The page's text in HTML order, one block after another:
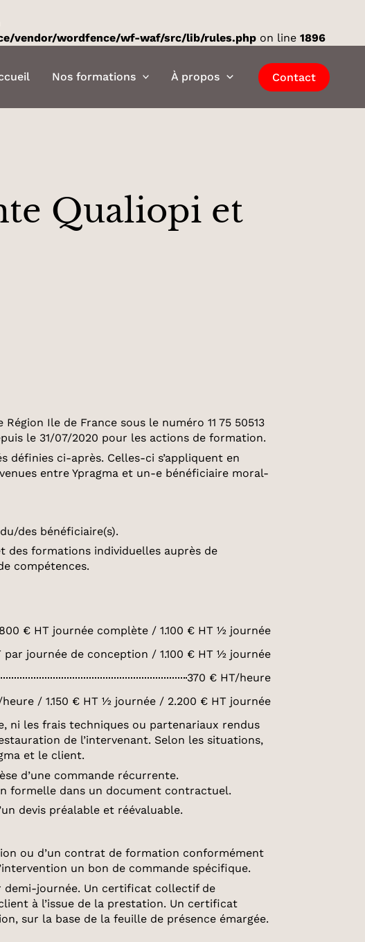
vendor/wordfence/wf-waf/src/lib/rules.php on line 1896
Nos formations À propos Contact
Qualiopi et
Ile de France sous le numéro 11 75 50513
le 31/07/2020 pour les actions de formation.
définies ci-après. Celles-ci s’appliquent en
entre Ypragma et un-e bénéficiaire moral-
des bénéficiaire(s).
formations individuelles auprès de
compétences.
€ HT journée complète / 1.100 € HT ½ journée
par journée de conception / 1.100 € HT ½ journée
370 € HT/heure
/ 1.150 € HT ½ journée / 2.200 € HT journée
ni les frais techniques ou partenariaux rendus
de l’intervenant. Selon les situations,
et le client.
d’une commande récurrente.
formelle dans un document contractuel.
devis préalable et réévaluable.
ou d’un contrat de formation conformément
un bon de commande spécifique.
demi-journée. Un certificat collectif de
à l’issue de la prestation. Un certificat
sur la base de la feuille de présence émargée.